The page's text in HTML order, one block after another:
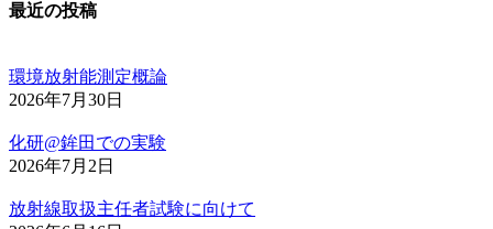
最近の投稿
環境放射能測定概論
2026年7月30日
化研@鉾田での実験
2026年7月2日
放射線取扱主任者試験に向けて